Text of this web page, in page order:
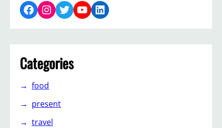
Facebook Instagram Twitter YouTube LinkedIn
Categories
food
present
travel